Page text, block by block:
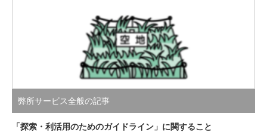
弊所サービス全般の記事
「探索・利活用のためのガイドライン」に関すること